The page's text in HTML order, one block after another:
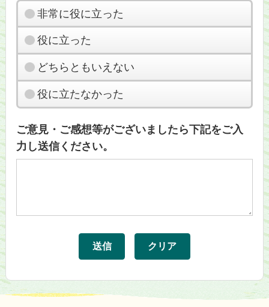
非常に役に立った
役に立った
どちらともいえない
役に立たなかった
ご意見・ご感想等がございましたら下記をご入
力し送信ください。